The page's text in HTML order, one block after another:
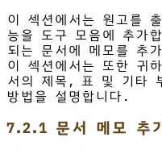
이 섹션에서는 원고를
능을 도구 모음에 추가
되는 문서에 메모를 추
이 섹션에서는 또한 귀
서의 제목, 표 및 기타
방법을 설명합니다.
7.2.1 문서 메모 추